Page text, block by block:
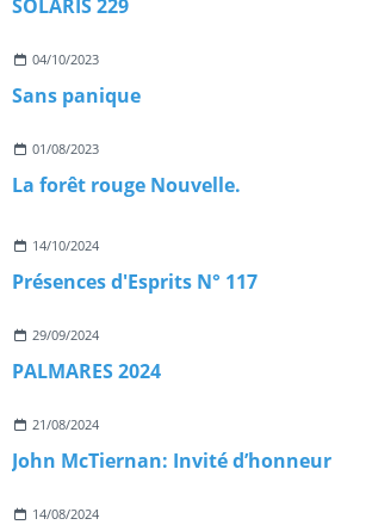
SOLARIS 229
04/10/2023
Sans panique
01/08/2023
La forêt rouge Nouvelle.
14/10/2024
Présences d'Esprits N° 117
29/09/2024
PALMARES 2024
21/08/2024
John McTiernan: Invité d’honneur
14/08/2024